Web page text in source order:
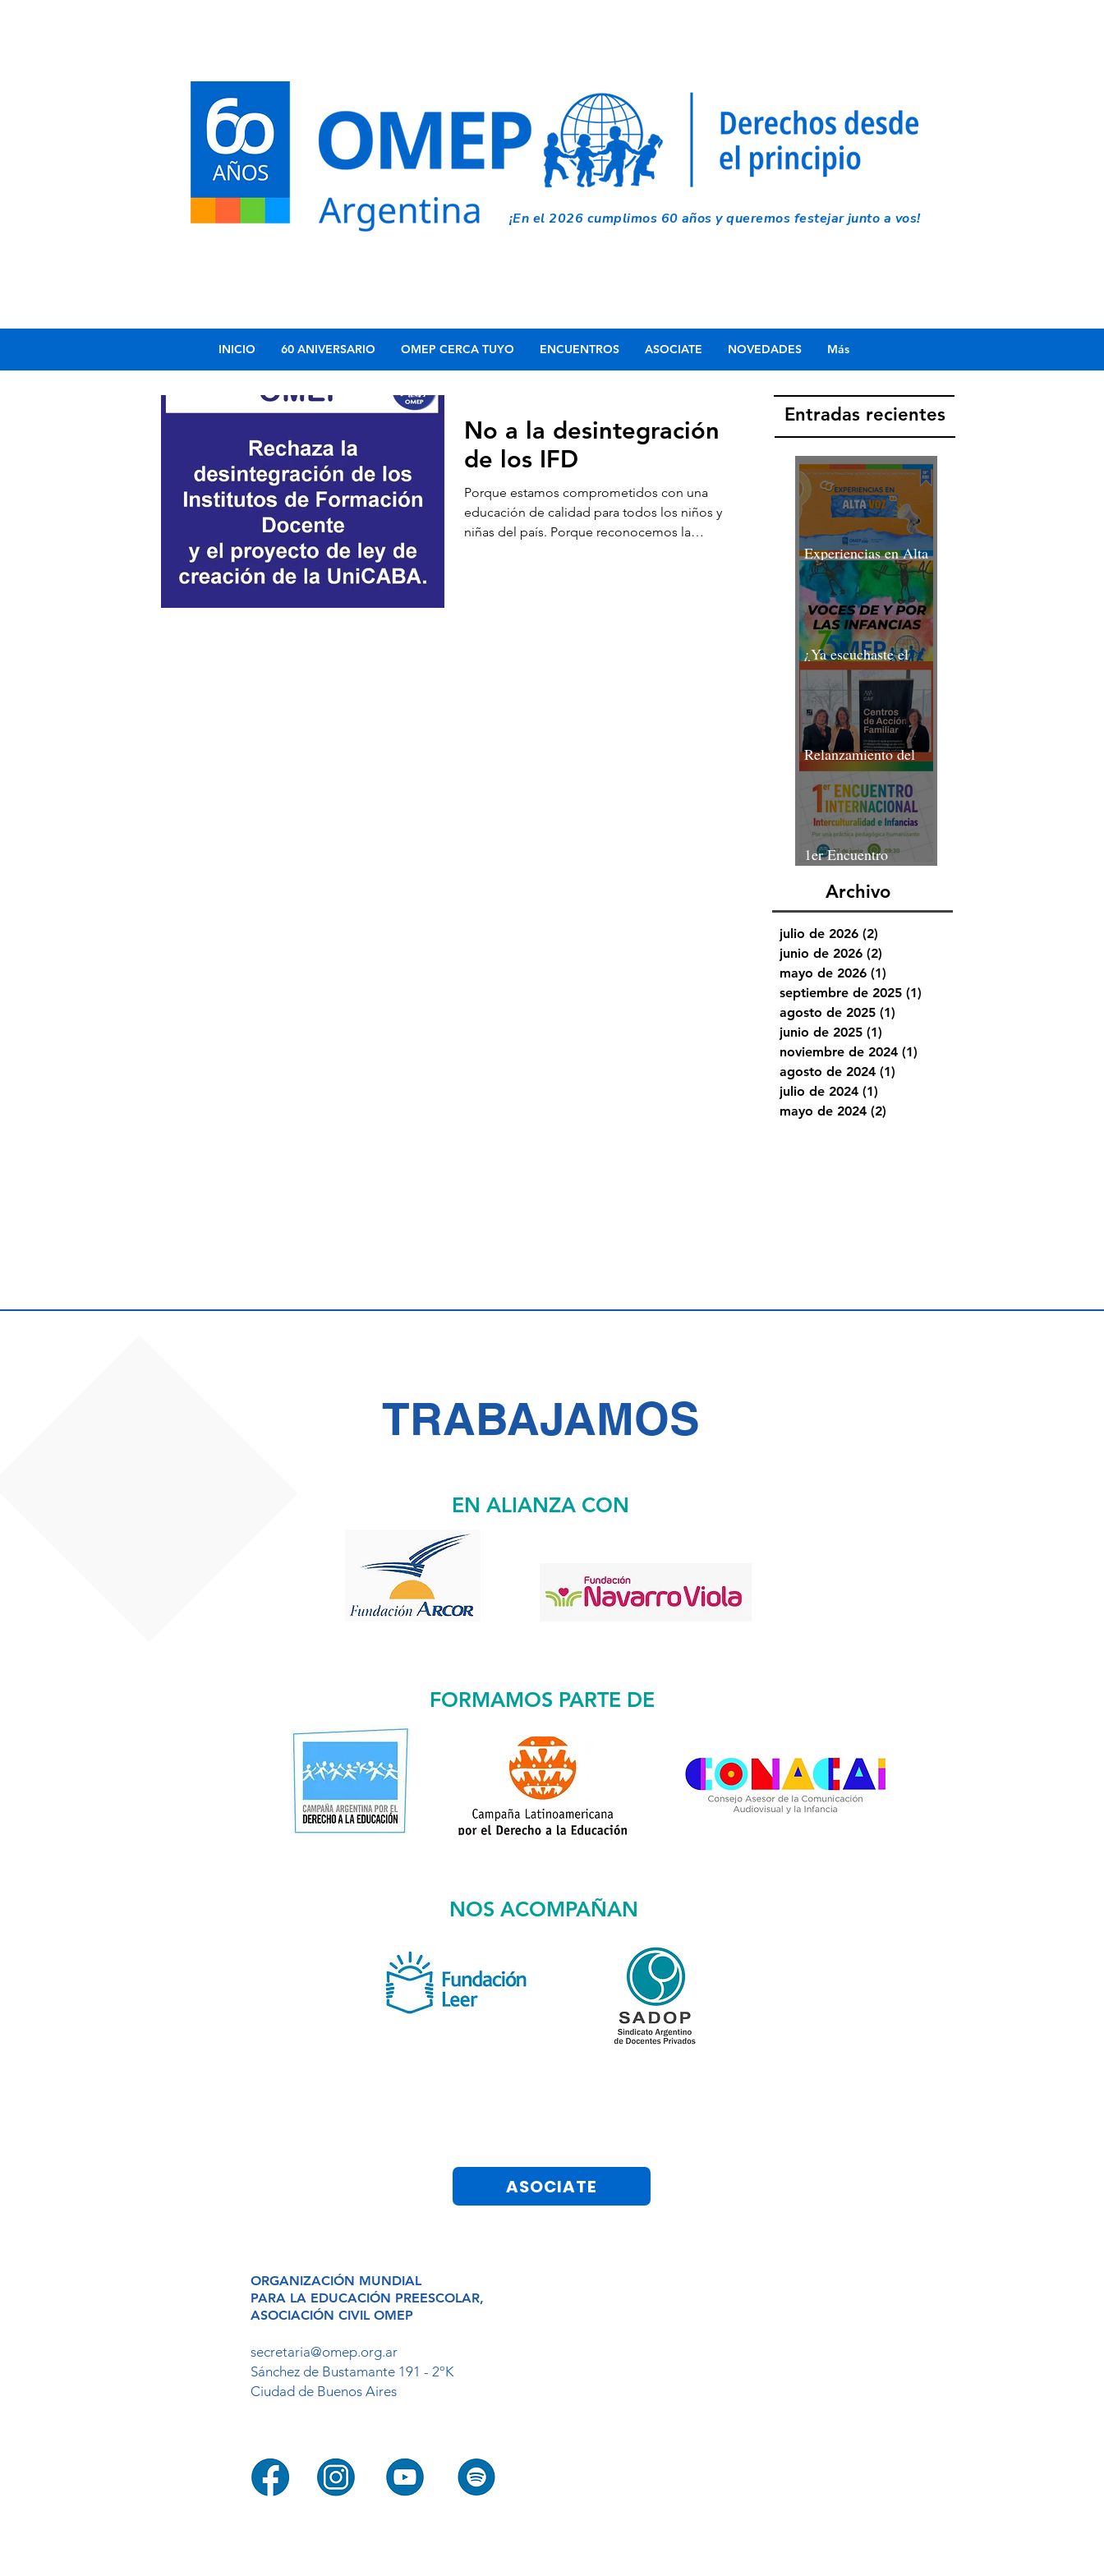
¡En el 2026 cumplimos 60 años y queremos festejar junto a vos!
INICIO 60 ANIVERSARIO OMEP CERCA TUYO ENCUENTROS ASOCIATE NOVEDADES Más
No a la desintegración
de los IFD
Porque estamos comprometidos con una
educación de calidad para todos los niños y
niñas del país. Porque reconocemos la
Entradas recientes
Experiencias en Alta
Voz
¿Ya escuchaste el
Podcast de OMEP?
Relanzamiento del
programa Centros de
Acción Familiar
(CAF)
1er Encuentro
Interculturalidad e
Infancias
Archivo
julio de 2026 (2)
junio de 2026 (2)
mayo de 2026 (1)
septiembre de 2025 (1)
agosto de 2025 (1)
junio de 2025 (1)
noviembre de 2024 (1)
agosto de 2024 (1)
julio de 2024 (1)
mayo de 2024 (2)
NOS ACOMPAÑAN
TRABAJAMOS CON
TRABAJAMOS
EN ALIANZA CON
FORMAMOS PARTE DE
NOS ACOMPAÑAN
ASOCIATE
ORGANIZACIÓN MUNDIAL
PARA LA EDUCACIÓN PREESCOLAR,
ASOCIACIÓN CIVIL OMEP
secretaria@omep.org.ar
Sánchez de Bustamante 191 - 2ºK
Ciudad de Buenos Aires